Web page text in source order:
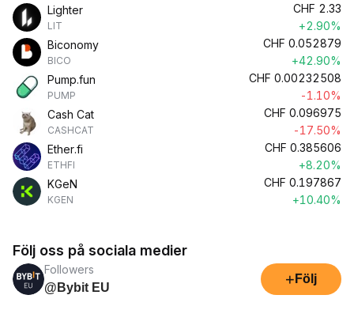
Lighter
LIT
CHF 2.33
+2.90%
Biconomy
BICO
CHF 0.052879
+42.90%
Pump.fun
PUMP
CHF 0.00232508
-1.10%
Cash Cat
CASHCAT
CHF 0.096975
-17.50%
Ether.fi
ETHFI
CHF 0.385606
+8.20%
KGeN
KGEN
CHF 0.197867
+10.40%
Följ oss på sociala medier
Followers
@Bybit EU
+ Följ